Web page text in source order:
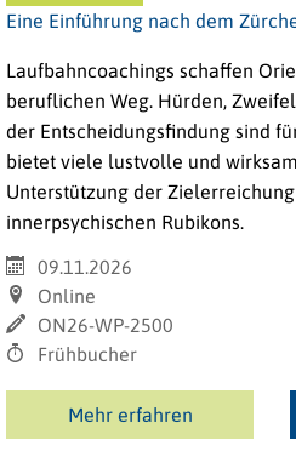
Eine Einführung nach dem
Laufbahncoachings schaffen
beruflichen Weg. Hürden,
der Entscheidungsfindung sind
bietet viele lustvolle und
Unterstützung der
innerpsychischen Rubikons.
09.11.2026
Online
ON26-WP-2500
Frühbucher
Mehr erfahren